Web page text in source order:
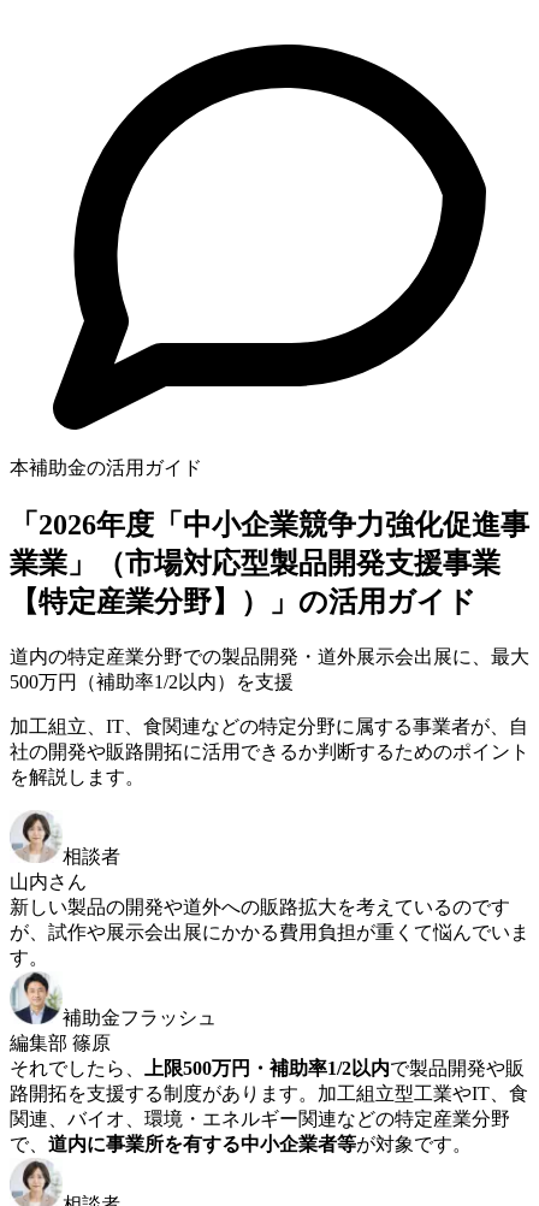
本補助金の活用ガイド
「2026年度「中小企業競争力強化促進事
業業」（市場対応型製品開発支援事業
【特定産業分野】）」の活用ガイド
道内の特定産業分野での製品開発・道外展示会出展に、最大
500万円（補助率1/2以内）を支援
加工組立、IT、食関連などの特定分野に属する事業者が、自
社の開発や販路開拓に活用できるか判断するためのポイント
を解説します。
相談者
山内さん
新しい製品の開発や道外への販路拡大を考えているのです
が、試作や展示会出展にかかる費用負担が重くて悩んでいま
す。
補助金フラッシュ
編集部 篠原
それでしたら、
上限500万円・補助率1/2以内で製品開発や販
路開拓を支援する制度があります。加工組立型工業やIT、食
関連、バイオ、環境・エネルギー関連などの特定産業分野
で、 道内に事業所を有する中小企業者等が対象です。